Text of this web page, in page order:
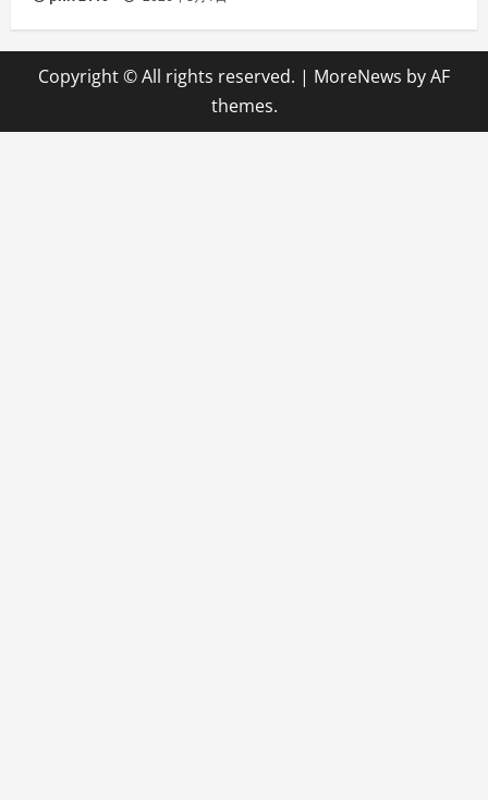
Copyright © All rights reserved. | MoreNews by AF
themes.